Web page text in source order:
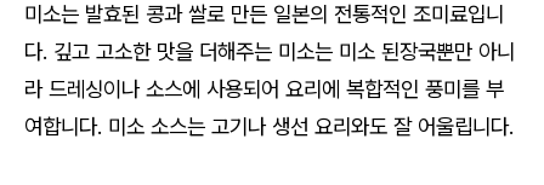
미소는 발효된 콩과 쌀로 만든 일본의 전통적인 조미료입니
다. 깊고 고소한 맛을 더해주는 미소는 미소 된장국뿐만 아니
라 드레싱이나 소스에 사용되어 요리에 복합적인 풍미를 부
여합니다. 미소 소스는 고기나 생선 요리와도 잘 어울립니다.